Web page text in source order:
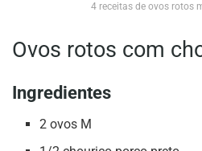
4 receitas de ovos rotos
Ovos rotos com
Ingredientes
2 ovos M